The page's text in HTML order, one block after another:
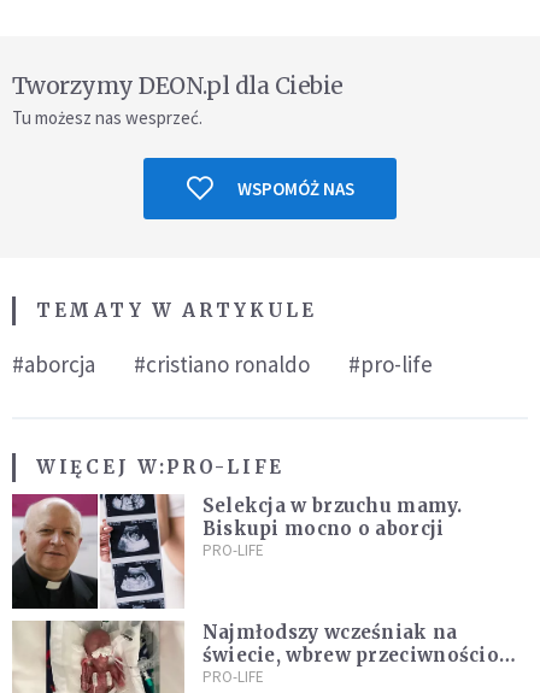
Tworzymy DEON.pl dla Ciebie
Tu możesz nas wesprzeć.
WSPOMÓŻ NAS
TEMATY W ARTYKULE
#aborcja #cristiano ronaldo #pro-life
WIĘCEJ W:PRO-LIFE
Selekcja w brzuchu mamy.
Biskupi mocno o aborcji
PRO-LIFE
Najmłodszy wcześniak na
świecie, wbrew przeciwnościom,
świętują swoje 1. urodziny
PRO-LIFE